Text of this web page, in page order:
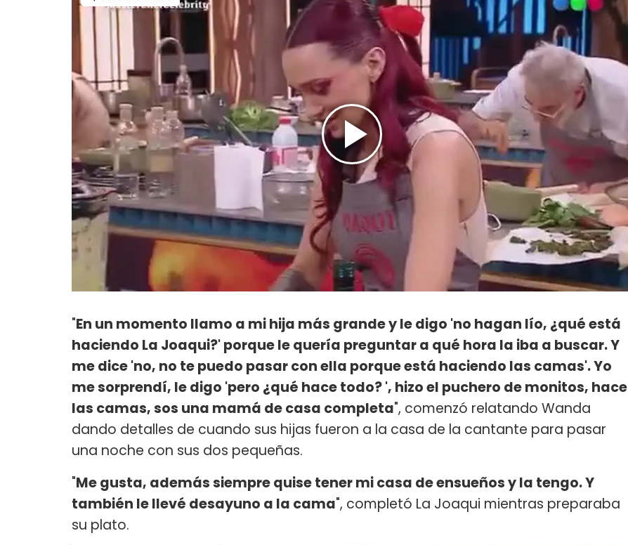
"En un momento llamo a mi hija más grande y le digo 'no hagan lío, ¿qué está
haciendo La Joaqui?' porque le quería preguntar a qué hora la iba a buscar. Y
me dice 'no, no te puedo pasar con ella porque está haciendo las camas'. Yo
me sorprendí, le digo 'pero ¿qué hace todo? ', hizo el puchero de monitos, hace
las camas, sos una mamá de casa completa", comenzó relatando Wanda
dando detalles de cuando sus hijas fueron a la casa de la cantante para pasar
una noche con sus dos pequeñas.
"Me gusta, además siempre quise tener mi casa de ensueños y la tengo. Y
también le llevé desayuno a la cama", completó La Joaqui mientras preparaba
su plato.